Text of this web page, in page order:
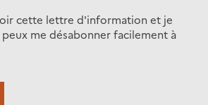
cette lettre d'information et je
me désabonner facilement à